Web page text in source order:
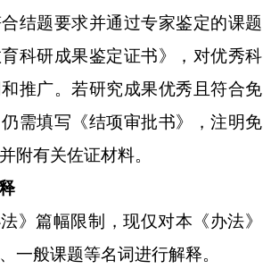
结题要求并通过专家鉴定的课题
科研成果鉴定证书》
， 对优秀科
推广。若研究成果优秀且符合免
仍需填写《结项审批书》，注明免
附有关佐证材料。
》篇幅限制，现仅对本《办法》
一般课题等名词进行解释。